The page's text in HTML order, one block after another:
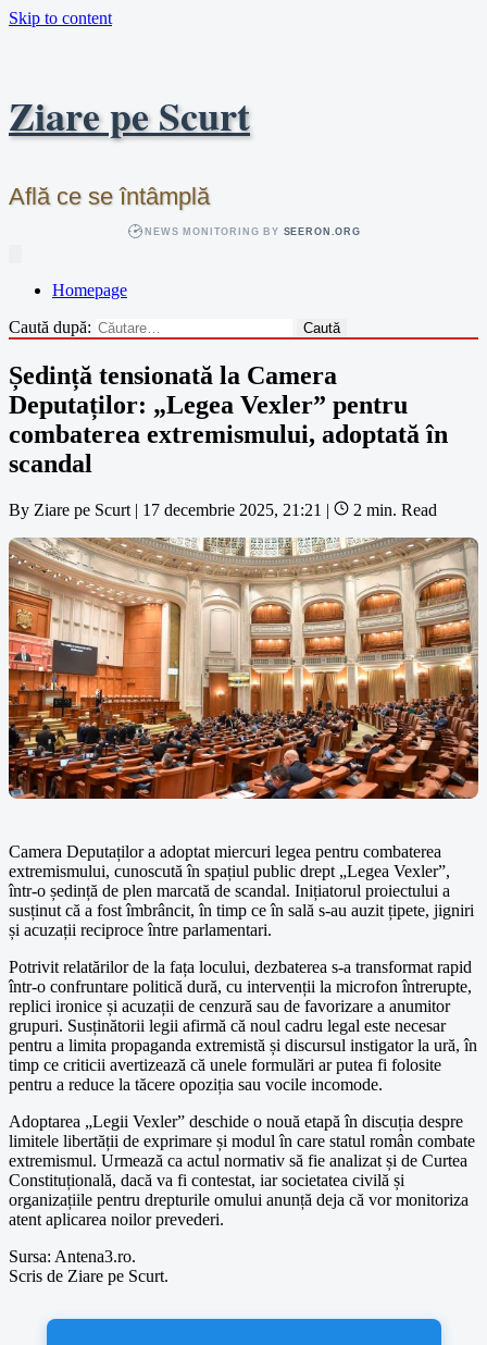
Skip to content
Ziare pe Scurt
Află ce se întâmplă
NEWS MONITORING BY SEERON.ORG
Homepage
Caută după:
Ședință tensionată la Camera
Deputaților: „Legea Vexler” pentru
combaterea extremismului, adoptată în
scandal
By Ziare pe Scurt | 17 decembrie 2025, 21:21 | 2 min. Read
Camera Deputaților a adoptat miercuri legea pentru combaterea
extremismului, cunoscută în spațiul public drept „Legea Vexler”,
într-o ședință de plen marcată de scandal. Inițiatorul proiectului a
susținut că a fost îmbrâncit, în timp ce în sală s-au auzit țipete, jigniri
și acuzații reciproce între parlamentari.
Potrivit relatărilor de la fața locului, dezbaterea s-a transformat rapid
într-o confruntare politică dură, cu intervenții la microfon întrerupte,
replici ironice și acuzații de cenzură sau de favorizare a anumitor
grupuri. Susținătorii legii afirmă că noul cadru legal este necesar
pentru a limita propaganda extremistă și discursul instigator la ură, în
timp ce criticii avertizează că unele formulări ar putea fi folosite
pentru a reduce la tăcere opoziția sau vocile incomode.
Adoptarea „Legii Vexler” deschide o nouă etapă în discuția despre
limitele libertății de exprimare și modul în care statul român combate
extremismul. Urmează ca actul normativ să fie analizat și de Curtea
Constituțională, dacă va fi contestat, iar societatea civilă și
organizațiile pentru drepturile omului anunță deja că vor monitoriza
atent aplicarea noilor prevederi.
Sursa: Antena3.ro.
Scris de Ziare pe Scurt.